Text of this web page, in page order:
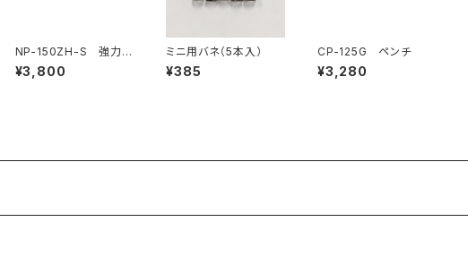
NP-150ZH-S 強力ニ
ッパ（バネ付・刃穴付）
¥3,800
ミニ用バネ（5本入）
¥385
CP-125G ペンチ
¥3,280